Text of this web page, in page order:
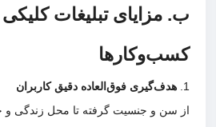
ب. مزایای تبلیغات
کسب‌وکارها
هدف‌گیری فوق‌العاده دقیق کاربران
از سن و جنسیت گرفته تا محل زندگی و